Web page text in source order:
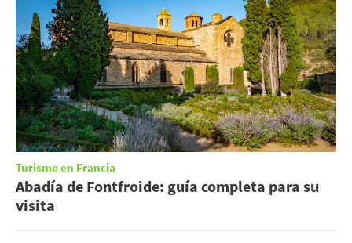
Turismo en Francia
Abadía de Fontfroide: guía completa para su
visita